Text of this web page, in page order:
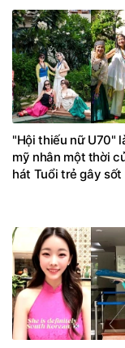
"Hội thiếu nữ U70"
mỹ nhân một thời
hát Tuổi trẻ gây sốt